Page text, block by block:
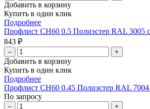
Добавить в корзину
Купить в один клик
Подробнее
Профлист СН60 0.5 Полиэстер RAL 3005
843 ₽
– +
Добавить в корзину
Купить в один клик
Подробнее
Профлист СН60 0.45 Полиэстер RAL
По запросу
– +